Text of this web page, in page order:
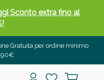
Gratuita per ordine minimo
Sconto extra fino al